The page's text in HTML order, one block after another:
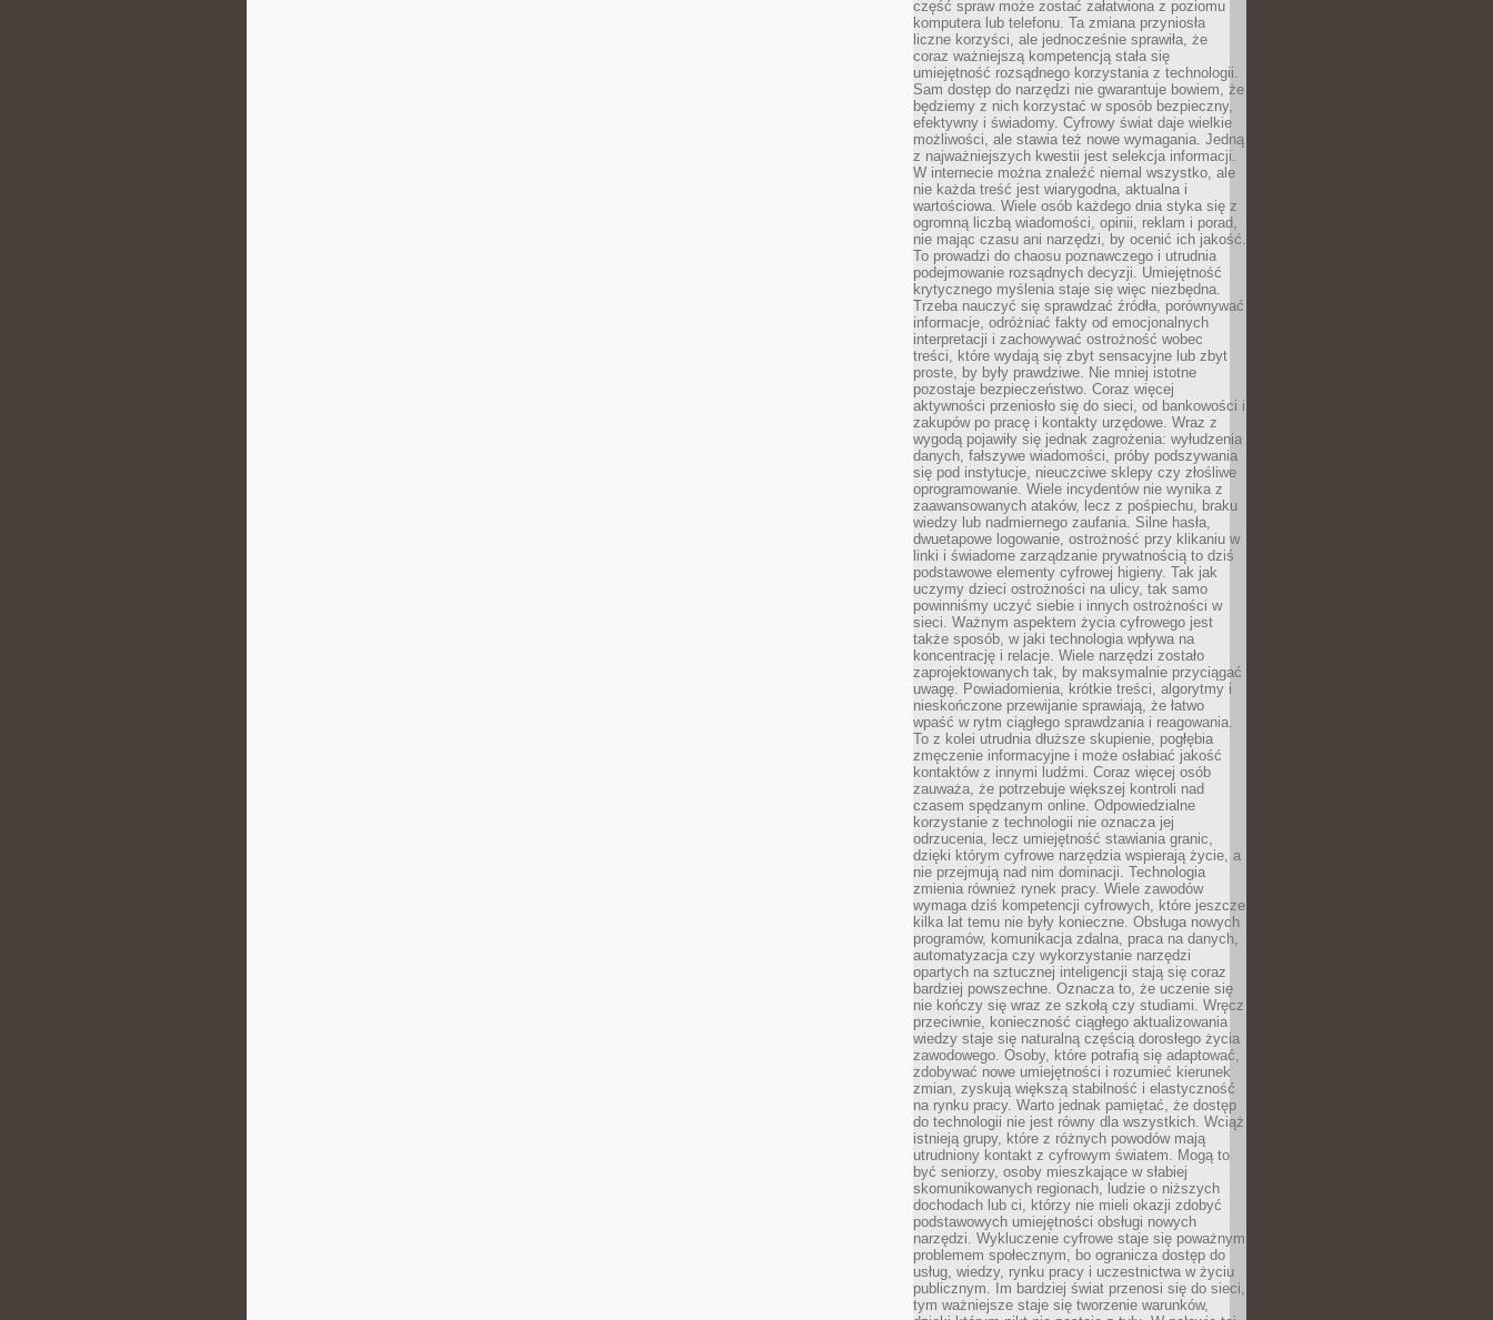
część spraw może zostać załatwiona z poziomu
komputera lub telefonu. Ta zmiana przyniosła
liczne korzyści, ale jednocześnie sprawiła, że
coraz ważniejszą kompetencją stała się
umiejętność rozsądnego korzystania z technologii.
Sam dostęp do narzędzi nie gwarantuje bowiem, że
będziemy z nich korzystać w sposób bezpieczny,
efektywny i świadomy. Cyfrowy świat daje wielkie
możliwości, ale stawia też nowe wymagania. Jedną
z najważniejszych kwestii jest selekcja informacji.
W internecie można znaleźć niemal wszystko, ale
nie każda treść jest wiarygodna, aktualna i
wartościowa. Wiele osób każdego dnia styka się z
ogromną liczbą wiadomości, opinii, reklam i porad,
nie mając czasu ani narzędzi, by ocenić ich jakość.
To prowadzi do chaosu poznawczego i utrudnia
podejmowanie rozsądnych decyzji. Umiejętność
krytycznego myślenia staje się więc niezbędna.
Trzeba nauczyć się sprawdzać źródła, porównywać
informacje, odróżniać fakty od emocjonalnych
interpretacji i zachowywać ostrożność wobec
treści, które wydają się zbyt sensacyjne lub zbyt
proste, by były prawdziwe. Nie mniej istotne
pozostaje bezpieczeństwo. Coraz więcej
aktywności przeniosło się do sieci, od bankowości i
zakupów po pracę i kontakty urzędowe. Wraz z
wygodą pojawiły się jednak zagrożenia: wyłudzenia
danych, fałszywe wiadomości, próby podszywania
się pod instytucje, nieuczciwe sklepy czy złośliwe
oprogramowanie. Wiele incydentów nie wynika z
zaawansowanych ataków, lecz z pośpiechu, braku
wiedzy lub nadmiernego zaufania. Silne hasła,
dwuetapowe logowanie, ostrożność przy klikaniu w
linki i świadome zarządzanie prywatnością to dziś
podstawowe elementy cyfrowej higieny. Tak jak
uczymy dzieci ostrożności na ulicy, tak samo
powinniśmy uczyć siebie i innych ostrożności w
sieci. Ważnym aspektem życia cyfrowego jest
także sposób, w jaki technologia wpływa na
koncentrację i relacje. Wiele narzędzi zostało
zaprojektowanych tak, by maksymalnie przyciągać
uwagę. Powiadomienia, krótkie treści, algorytmy i
nieskończone przewijanie sprawiają, że łatwo
wpaść w rytm ciągłego sprawdzania i reagowania.
To z kolei utrudnia dłuższe skupienie, pogłębia
zmęczenie informacyjne i może osłabiać jakość
kontaktów z innymi ludźmi. Coraz więcej osób
zauważa, że potrzebuje większej kontroli nad
czasem spędzanym online. Odpowiedzialne
korzystanie z technologii nie oznacza jej
odrzucenia, lecz umiejętność stawiania granic,
dzięki którym cyfrowe narzędzia wspierają życie, a
nie przejmują nad nim dominacji. Technologia
zmienia również rynek pracy. Wiele zawodów
wymaga dziś kompetencji cyfrowych, które jeszcze
kilka lat temu nie były konieczne. Obsługa nowych
programów, komunikacja zdalna, praca na danych,
automatyzacja czy wykorzystanie narzędzi
opartych na sztucznej inteligencji stają się coraz
bardziej powszechne. Oznacza to, że uczenie się
nie kończy się wraz ze szkołą czy studiami. Wręcz
przeciwnie, konieczność ciągłego aktualizowania
wiedzy staje się naturalną częścią dorosłego życia
zawodowego. Osoby, które potrafią się adaptować,
zdobywać nowe umiejętności i rozumieć kierunek
zmian, zyskują większą stabilność i elastyczność
na rynku pracy. Warto jednak pamiętać, że dostęp
do technologii nie jest równy dla wszystkich. Wciąż
istnieją grupy, które z różnych powodów mają
utrudniony kontakt z cyfrowym światem. Mogą to
być seniorzy, osoby mieszkające w słabiej
skomunikowanych regionach, ludzie o niższych
dochodach lub ci, którzy nie mieli okazji zdobyć
podstawowych umiejętności obsługi nowych
narzędzi. Wykluczenie cyfrowe staje się poważnym
problemem społecznym, bo ogranicza dostęp do
usług, wiedzy, rynku pracy i uczestnictwa w życiu
publicznym. Im bardziej świat przenosi się do sieci,
tym ważniejsze staje się tworzenie warunków,